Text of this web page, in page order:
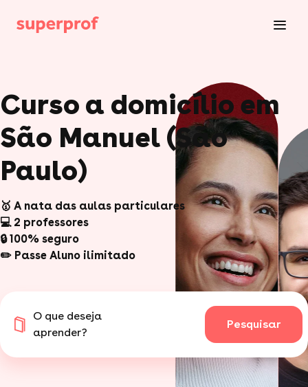
Curso a domicílio em
São Manuel (São
Paulo)
🥇 A nata das aulas particulares
💻 2 professores
🔒 100% seguro
✏️ Passe Aluno ilimitado
O que deseja
aprender?
Pesquisar